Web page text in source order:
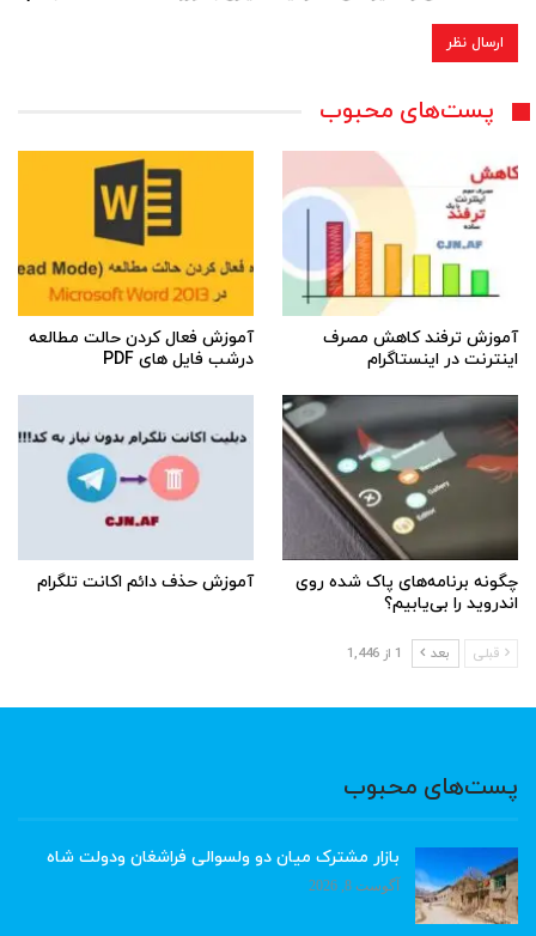
پست‌های محبوب
آموزش ترفند کاهش مصرف
اینترنت در اینستاگرام
آموزش فعال کردن حالت مطالعه
درشب فایل های PDF
چگونه برنامه‌های پاک شده روی
اندروید را بی‌یابیم؟
آموزش حذف دائم اکانت تلگرام
قبلی بعد 1 از 1,446
پست‌های محبوب
بازار مشترک میان دو ولسوالی فراشغان ودولت شاه
آگوست 8, 2026